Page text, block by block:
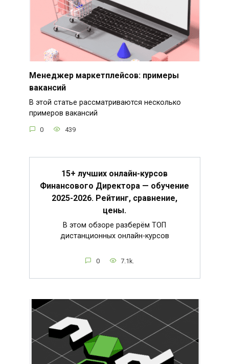
Менеджер маркетплейсов: примеры
вакансий
В этой статье рассматриваются несколько
примеров вакансий
0 439
15+ лучших онлайн-курсов
Финансового Директора — обучение
2025-2026. Рейтинг, сравнение,
цены.
В этом обзоре разберём ТОП
дистанционных онлайн-курсов
0 7.1k.